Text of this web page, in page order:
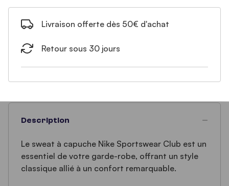
Livraison offerte dès 50€ d'achat
Retour sous 30 jours
Description
Le sweat à capuche Nike Sportswear Club est un
essentiel de votre garde-robe, offrant un style
classique allié à un confort remarquable.